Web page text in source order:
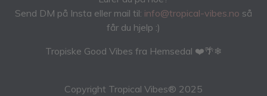
Send DM på Insta eller mail til: info@tropical-vibes.no så
får du hjelp :)
Tropiske Good Vibes fra Hemsedal ❤️🌴❄
Copyright Tropical Vibes® 2025